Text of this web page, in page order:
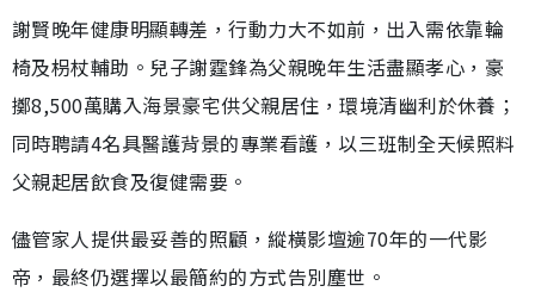
謝賢晚年健康明顯轉差，行動力大不如前，出入需依靠輪
椅及枴杖輔助。兒子謝霆鋒為父親晚年生活盡顯孝心，豪
擲8,500萬購入海景豪宅供父親居住，環境清幽利於休養；
同時聘請4名具醫護背景的專業看護，以三班制全天候照料
父親起居飲食及復健需要。
儘管家人提供最妥善的照顧，縱橫影壇逾70年的一代影
帝，最終仍選擇以最簡約的方式告別塵世。